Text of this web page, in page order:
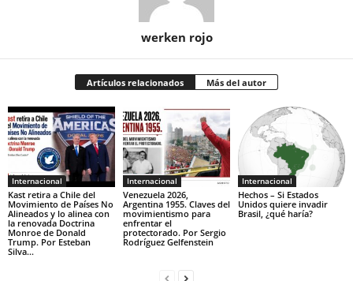
werken rojo
Artículos relacionados Más del autor
Internacional
Kast retira a Chile del
Movimiento de Países No
Alineados y lo alinea con
la renovada Doctrina
Monroe de Donald
Trump. Por Esteban
Silva...
Internacional
Venezuela 2026,
Argentina 1955. Claves del
movimientismo para
enfrentar el
protectorado. Por Sergio
Rodríguez Gelfenstein
Internacional
Hechos – Si Estados
Unidos quiere invadir
Brasil, ¿qué haría?